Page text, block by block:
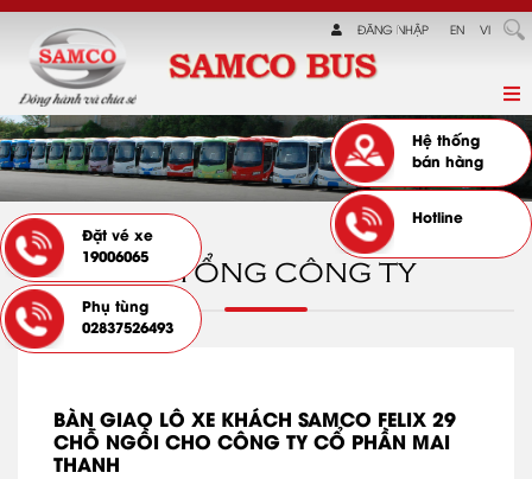
ĐĂNG NHẬP EN VI
TIN TỔNG CÔNG TY
BÀN GIAO LÔ XE KHÁCH SAMCO FELIX 29
CHỖ NGỒI CHO CÔNG TY CỔ PHẦN MAI
THANH
Đặt vé xe
19006065
Phụ tùng
02837526493
Hệ thống
bán hàng
Hotline